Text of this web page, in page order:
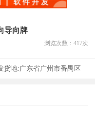
导向牌
浏览次数： 417次
货地:广东省广州市番禺区